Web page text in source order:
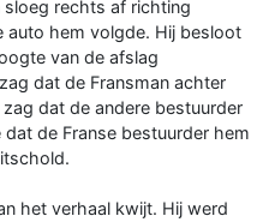
rechts af richting
auto hem volgde. Hij besloot
van de afslag
dat de Fransman achter
dat de andere bestuurder
de Franse bestuurder hem
het verhaal kwijt. Hij werd